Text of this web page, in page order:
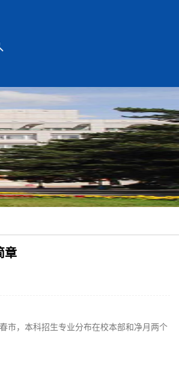
章
市，本科招生专业分布在校本部和净月两个